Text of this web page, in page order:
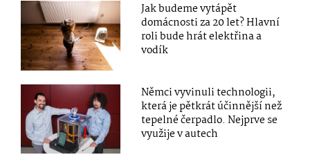
Jak budeme vytápět
domácnosti za 20 let? Hlavní
roli bude hrát elektřina a
vodík
Němci vyvinuli technologii,
která je pětkrát účinnější než
tepelné čerpadlo. Nejprve se
využije v autech